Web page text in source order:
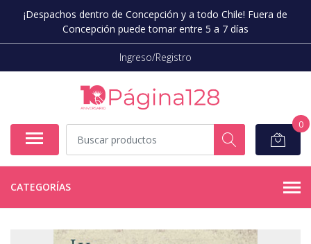
¡Despachos dentro de Concepción y a todo Chile! Fuera de
Concepción puede tomar entre 5 a 7 días
Ingreso/Registro
0
CATEGORÍAS